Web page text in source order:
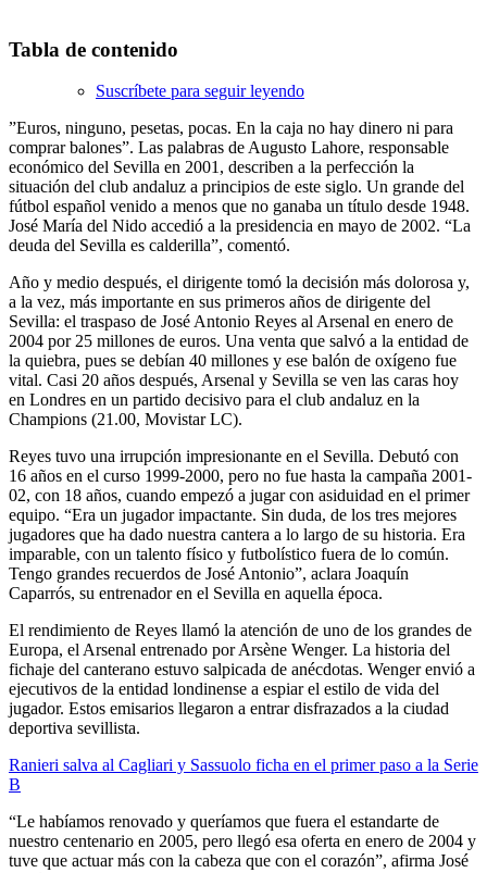
Tabla de contenido
Suscríbete para seguir leyendo
”Euros, ninguno, pesetas, pocas. En la caja no hay dinero ni para
comprar balones”. Las palabras de Augusto Lahore, responsable
económico del Sevilla en 2001, describen a la perfección la
situación del club andaluz a principios de este siglo. Un grande del
fútbol español venido a menos que no ganaba un título desde 1948.
José María del Nido accedió a la presidencia en mayo de 2002. “La
deuda del Sevilla es calderilla”, comentó.
Año y medio después, el dirigente tomó la decisión más dolorosa y,
a la vez, más importante en sus primeros años de dirigente del
Sevilla: el traspaso de José Antonio Reyes al Arsenal en enero de
2004 por 25 millones de euros. Una venta que salvó a la entidad de
la quiebra, pues se debían 40 millones y ese balón de oxígeno fue
vital. Casi 20 años después, Arsenal y Sevilla se ven las caras hoy
en Londres en un partido decisivo para el club andaluz en la
Champions (21.00, Movistar LC).
Reyes tuvo una irrupción impresionante en el Sevilla. Debutó con
16 años en el curso 1999-2000, pero no fue hasta la campaña 2001-
02, con 18 años, cuando empezó a jugar con asiduidad en el primer
equipo. “Era un jugador impactante. Sin duda, de los tres mejores
jugadores que ha dado nuestra cantera a lo largo de su historia. Era
imparable, con un talento físico y futbolístico fuera de lo común.
Tengo grandes recuerdos de José Antonio”, aclara Joaquín
Caparrós, su entrenador en el Sevilla en aquella época.
El rendimiento de Reyes llamó la atención de uno de los grandes de
Europa, el Arsenal entrenado por Arsène Wenger. La historia del
fichaje del canterano estuvo salpicada de anécdotas. Wenger envió a
ejecutivos de la entidad londinense a espiar el estilo de vida del
jugador. Estos emisarios llegaron a entrar disfrazados a la ciudad
deportiva sevillista.
Ranieri salva al Cagliari y Sassuolo ficha en el primer paso a la Serie
B
“Le habíamos renovado y queríamos que fuera el estandarte de
nuestro centenario en 2005, pero llegó esa oferta en enero de 2004 y
tuve que actuar más con la cabeza que con el corazón”, afirma José